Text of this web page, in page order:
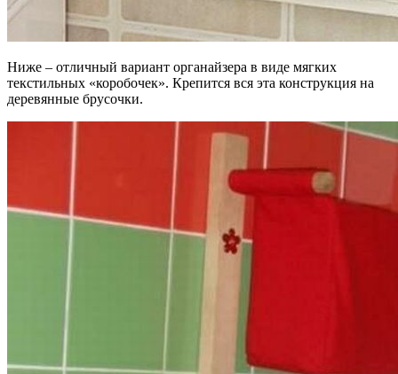
Ниже – отличный вариант органайзера в виде мягких
текстильных «коробочек». Крепится вся эта конструкция на
деревянные брусочки.